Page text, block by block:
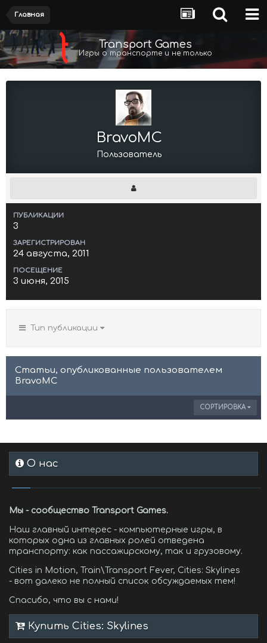
Главная
Transport Games
Игры о транспорте и не только
BravoMC
Пользователь
ПУБЛИКАЦИИ
3
ЗАРЕГИСТРИРОВАН
24 августа, 2011
ПОСЕЩЕНИЕ
3 июня, 2015
Тип публикации
Статьи, опубликованные пользователем
BravoMC
СОРТИРОВКА
О нас
Мы - сообщество Transport Games.
Наш главный интерес - компьютерные игры, в
которых одна из главных ролей отведена
транспорту: как пассажирскому, так и грузовому.
Cities in Motion, Train\Transport Fever, Cities: Skylines
- вот далеко не полный список обсуждаемых тем!
Спасибо, что вы с нами!
Купить Cities: Skylines